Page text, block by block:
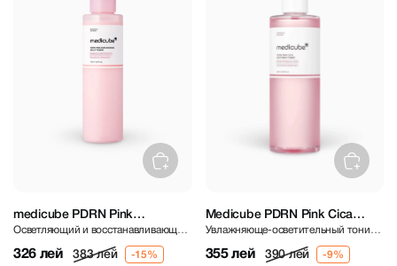
medicube PDRN Pink
Niacinamide Milky Toner 150 ml
Осветляющий и восстанавливающий
молочный тоник с PDRN и
ниацинамидом
326 лей 383 лей
Medicube PDRN Pink Cica
Soothing Toner 250ml
Увлажняюще-осветительный тоник
355 лей 390 лей